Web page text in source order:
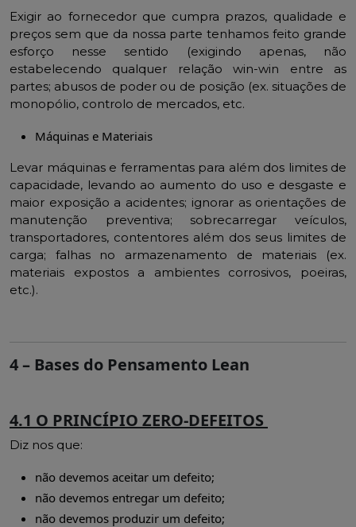
Exigir ao fornecedor que cumpra prazos, qualidade e
preços sem que da nossa parte tenhamos feito grande
esforço nesse sentido (exigindo apenas, não
estabelecendo qualquer relação win-win entre as
partes; abusos de poder ou de posição (ex. situações de
monopólio, controlo de mercados, etc.
Máquinas e Materiais
Levar máquinas e ferramentas para além dos limites de
capacidade, levando ao aumento do uso e desgaste e
maior exposição a acidentes; ignorar as orientações de
manutenção preventiva; sobrecarregar veículos,
transportadores, contentores além dos seus limites de
carga; falhas no armazenamento de materiais (ex.
materiais expostos a ambientes corrosivos, poeiras,
etc.).
4 – Bases do Pensamento Lean
4.1 O PRINCÍPIO ZERO-DEFEITOS
Diz nos que:
não devemos aceitar um defeito;
não devemos entregar um defeito;
não devemos produzir um defeito;